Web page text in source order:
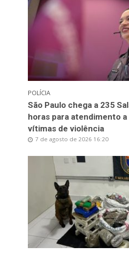
POLÍCIA
São Paulo chega a 235
horas para atendimento
vítimas de violência
7 de agosto de 2026 16:20